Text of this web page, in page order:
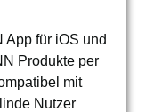
App für iOS und
Produkte per
mit
Nutzer